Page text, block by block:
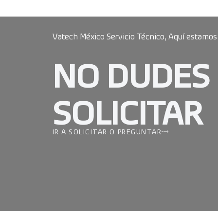
Vatech México Servicio Técnico, Aquí estamos
NO DUDES
SOLICITAR
IR A SOLICITAR O PREGUNTAR